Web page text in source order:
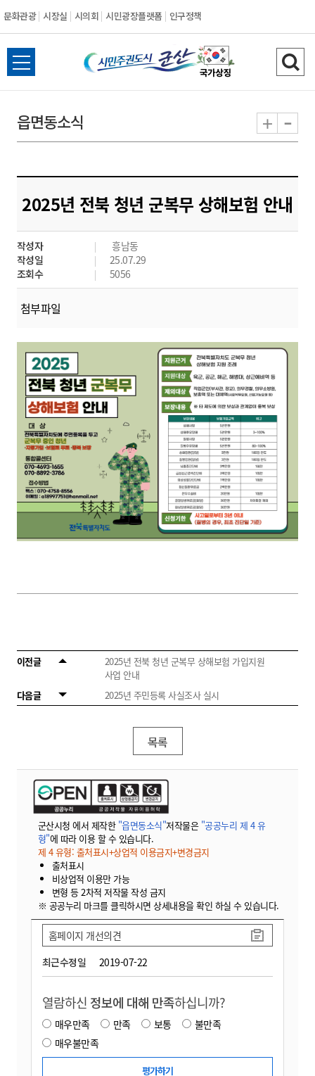
문화관광 시장실 시의회 시민광장플랫폼 인구정책
시
민
도
시
군
산
전
체
뉴
열
검
색
기
읍면동소식 + -
2025년 전북 청년 군복무 상해보험 안내
작성자
흥남동
작성일
25.07.29
조회수
5056
첨부파일
이전글
2025년 전북 청년 군복무 상해보험 가입지원
사업 안내
다음글
2025년 주민등록 사실조사 실시
목록
군산시청 에서 제작한 "읍면동소식"저작물은 "공공누리 제 4 유
형"에 따라 이용 할 수 있습니다.
제 4 유형: 출처표시+상업적 이용금지+변경금지
출처표시
비상업적 이용만 가능
변형 등 2차적 저작물 작성 금지
※ 공공누리 마크를 클릭하시면 상세내용을 확인 하실 수 있습니다.
최근수정일 2019-07-22
홈페이지 개선의견
열람하신 정보에 대해 만족하십니까?
매우만족 만족 보통
불만족
매우불만족